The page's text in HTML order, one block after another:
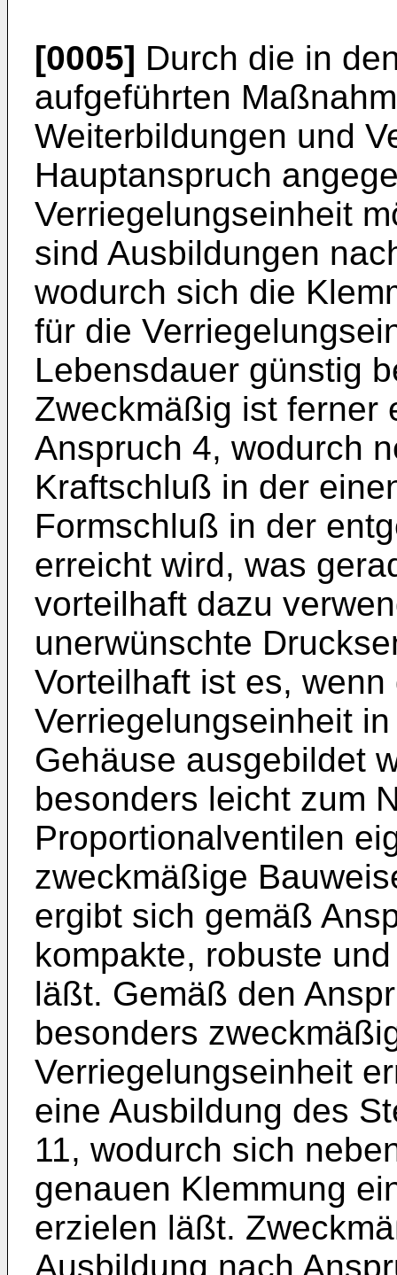
[0005] Durch die in
aufgeführten
Weiterbildungen und
Hauptanspruch
Verriegelungseinheit
sind Ausbildungen
wodurch sich die
für die
Lebensdauer günstig
Zweckmäßig ist ferner
Anspruch 4, wodurch
Kraftschluß in der
Formschluß in der
erreicht wird, was
vorteilhaft dazu
unerwünschte
Vorteilhaft ist es,
Verriegelungseinheit
Gehäuse ausgebildet
besonders leicht zum
Proportionalventilen
zweckmäßige
ergibt sich gemäß
kompakte, robuste
läßt. Gemäß den
besonders
Verriegelungseinheit
eine Ausbildung des
11, wodurch sich
genauen Klemmung
erzielen läßt.
Ausbildung nach